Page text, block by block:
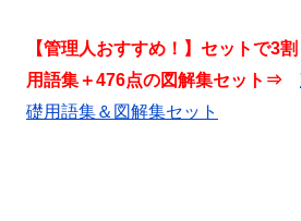
【管理人おすすめ！】セットで3
用語集＋476点の図解集セット⇒
礎用語集＆図解集セット